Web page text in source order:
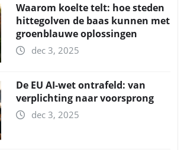
Waarom koelte telt: hoe steden
hittegolven de baas kunnen met
groenblauwe oplossingen
dec 3, 2025
De EU AI-wet ontrafeld: van
verplichting naar voorsprong
dec 3, 2025